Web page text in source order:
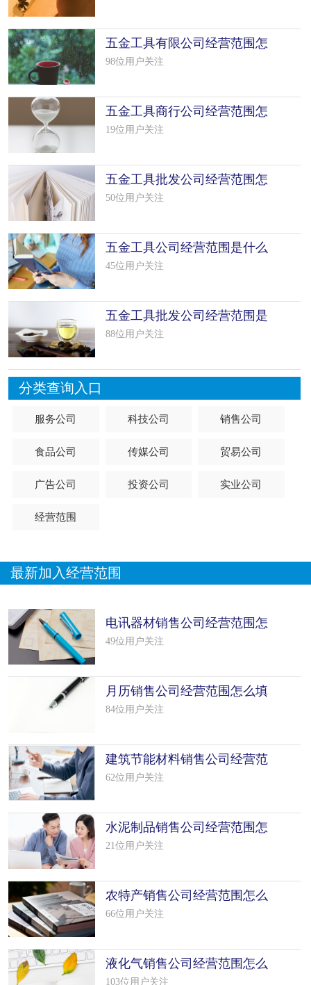
五金工具有限公司经营范围怎
么填写
98位用户关注
五金工具商行公司经营范围怎
么填写
19位用户关注
五金工具批发公司经营范围怎
么填写
50位用户关注
五金工具公司经营范围是什么
（精选 8
45位用户关注
五金工具批发公司经营范围是
什么（精
88位用户关注
分类查询入口
服务公司 科技公司 销售公司
食品公司 传媒公司 贸易公司
广告公司 投资公司 实业公司
经营范围
最新加入经营范围
电讯器材销售公司经营范围怎
么填写（50个模板）
49位用户关注
月历销售公司经营范围怎么填
写（16个模板）
84位用户关注
建筑节能材料销售公司经营范
围怎么填写（35个模板）
62位用户关注
水泥制品销售公司经营范围怎
么填写（50个模板）
21位用户关注
农特产销售公司经营范围怎么
填写（50个模板）
66位用户关注
液化气销售公司经营范围怎么
填写（13个模板）
103位用户关注